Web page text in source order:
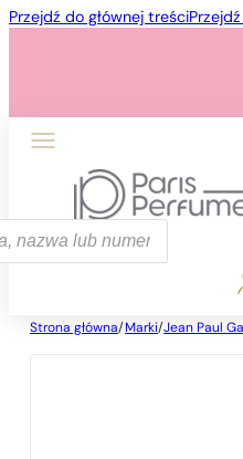
Przejdź do głównej treści
Strona główna/ Marki/Jean Paul